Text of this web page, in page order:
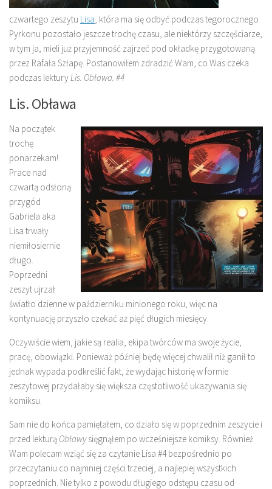
czwartego zeszytu Lisa, która ma się odbyć podczas tegorocznego
Pyrkonu pozostało jeszcze trochę czasu, ale niektórzy szczęściarze,
w tym ja, mieli już przyjemność zajrzeć pod okładkę przygotowaną
przez Rafała Szłapę. Postanowiłem zdradzić Wam, co Was czeka
podczas lekturyLis. Obława. #4
Lis. Obława
Na początek
trochę
ponarzekam!
Prace nad
czwartą odsłoną
przygód
Gabriela aka
Lisa trwały
niemiłosiernie
długo.
Poprzedni
zeszyt ujrzał
światło dzienne w październiku minionego roku, więc na
kontynuację przyszło czekać aż pięć długich miesięcy.
Oczywiście wiem, jakie są realia, ekipa twórców ma swoje życie,
pracę, obowiązki. Ponieważ później będę więcej chwalił niż ganił to
jednak wypada podkreślić fakt, że wydając historię w formie
zeszytowej przydałaby się większa częstotliwość ukazywania się
komiksu.
Sam nie do końca pamiętałem, co działo się w poprzednim zeszycie i
przed lekturą Obławysięgnąłem po wcześniejsze komiksy. Również
Wam polecam wziąć się za czytanie Lisa #4 bezpośrednio po
przeczytaniu co najmniej części trzeciej, a najlepiej wszystkich
poprzednich. Nie tylko z powodu długiego odstępu czasu od